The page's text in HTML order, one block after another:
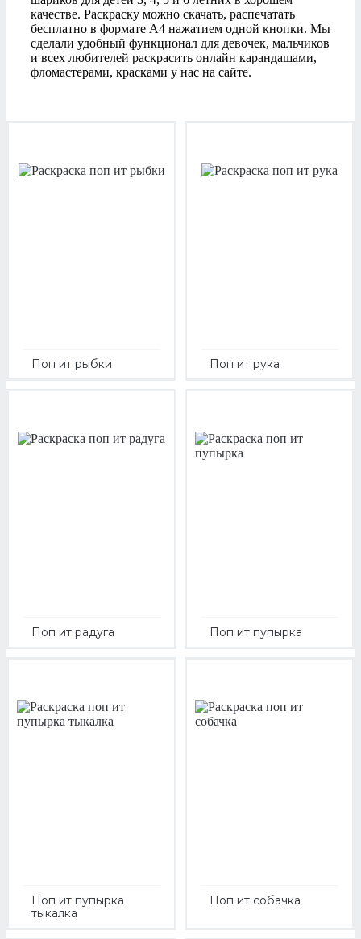
качестве. Раскраску можно скачать, распечатать
бесплатно в формате А4 нажатием одной кнопки. Мы
сделали удобный функционал для девочек, мальчиков
и всех любителей раскрасить онлайн карандашами,
фломастерами, красками у нас на сайте.
Поп ит рыбки Поп ит рука
Поп ит радуга Поп ит пупырка
Поп ит пупырка
тыкалка
Поп ит собачка